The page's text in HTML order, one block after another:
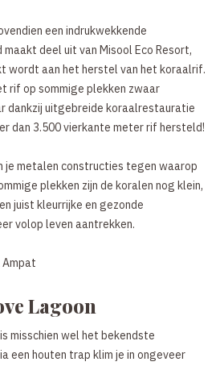
een indrukwekkende
deel uit van Misool Eco Resort,
wordt aan het herstel van het koraalrif.
rif op sommige plekken zwaar
dankzij uitgebreide koraalrestauratie
dan 3.500 vierkante meter rif hersteld!
je metalen constructies tegen waarop
plekken zijn de koralen nog klein,
juist kleurrijke en gezonde
volop leven aantrekken.
Lagoon
misschien wel het bekendste
een houten trap klim je in ongeveer